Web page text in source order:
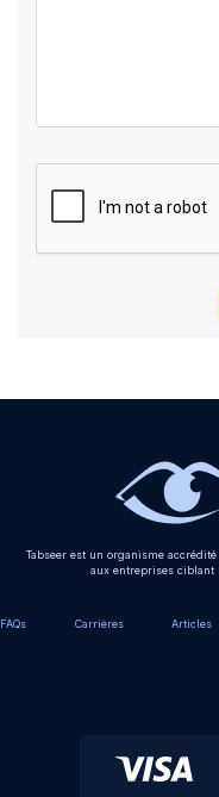
Tabseer est un organisme
aux entreprises ciblant
FAQs Carrières Articles